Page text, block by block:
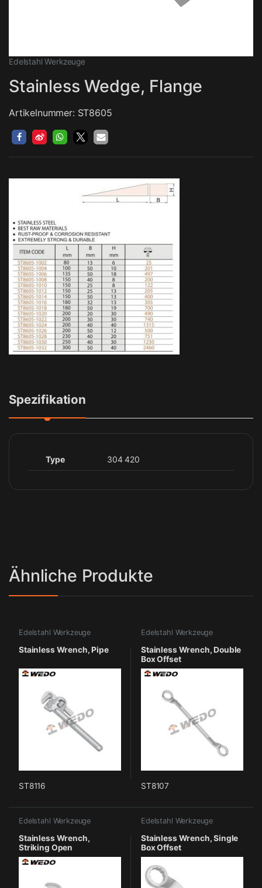
Edelstahl Werkzeuge
Stainless Wedge, Flange
Artikelnummer: ST8605
Spezifikation
Type 304 420
Ähnliche Produkte
Edelstahl Werkzeuge
Stainless Wrench, Pipe
ST8116
Edelstahl Werkzeuge
Stainless Wrench, Double
Box Offset
ST8107
Edelstahl Werkzeuge
Stainless Wrench,
Striking Open
Edelstahl Werkzeuge
Stainless Wrench, Single
Box Offset